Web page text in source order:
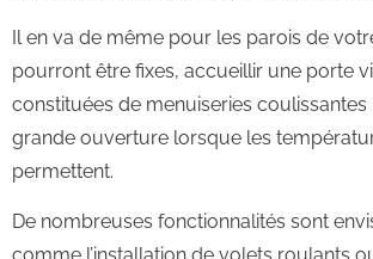
Il en va de même pour les parois de
pourront être fixes, accueillir une porte
constituées de menuiseries
grande ouverture lorsque les
permettent.
De nombreuses fonctionnalités sont